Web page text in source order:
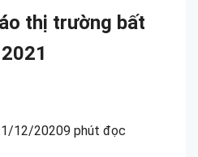
thị trường bất
12/20209 phút đọc